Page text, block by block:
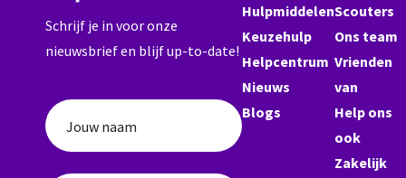
Schrijf je in voor onze
nieuwsbrief en blijf up-to-date!
Jouw naam
Hulpmiddelen
Keuzehulp
Helpcentrum
Nieuws
Blogs
Scouters
Ons team
Vrienden
van
Help ons
ook
Zakelijk